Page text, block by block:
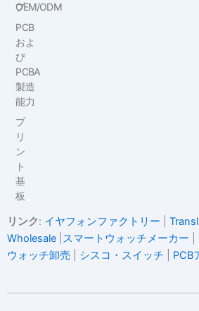
プ
OEM/ODM
PCB
およ
び
PCBA
製造
能力
プ
リ
ン
ト
基
板
リンク: イヤフォンファクトリー
Wholesale スマートウォッチメーカー
ウォッチ卸売
シスコ・スイッチ PCB